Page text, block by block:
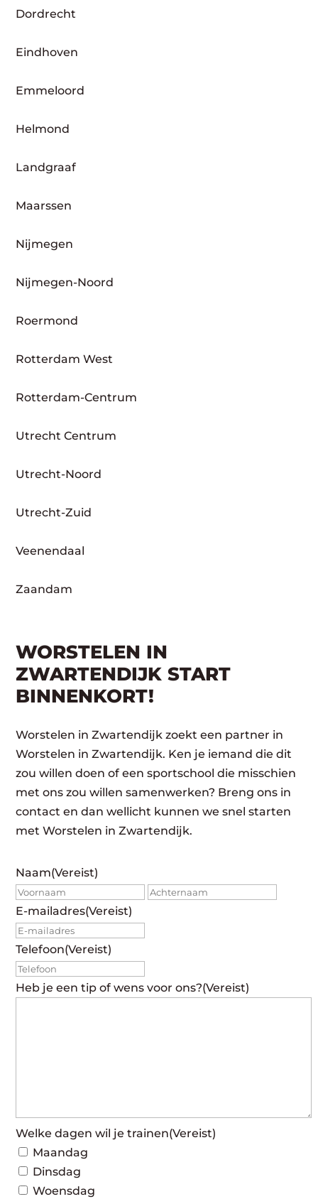
Dordrecht
Eindhoven
Emmeloord
Helmond
Landgraaf
Maarssen
Nijmegen
Nijmegen-Noord
Roermond
Rotterdam West
Rotterdam-Centrum
Utrecht Centrum
Utrecht-Noord
Utrecht-Zuid
Veenendaal
Zaandam
WORSTELEN IN
ZWARTENDIJK START
BINNENKORT!
Worstelen in Zwartendijk zoekt een partner in
Worstelen in Zwartendijk. Ken je iemand die dit
zou willen doen of een sportschool die misschien
met ons zou willen samenwerken? Breng ons in
contact en dan wellicht kunnen we snel starten
met Worstelen in Zwartendijk.
Naam(Vereist)
Voornaam
E-mailadres(Vereist)
Telefoon(Vereist)
Heb je een tip of wens voor ons?(Vereist)
Welke dagen wil je trainen(Vereist)
Maandag
Dinsdag
Woensdag